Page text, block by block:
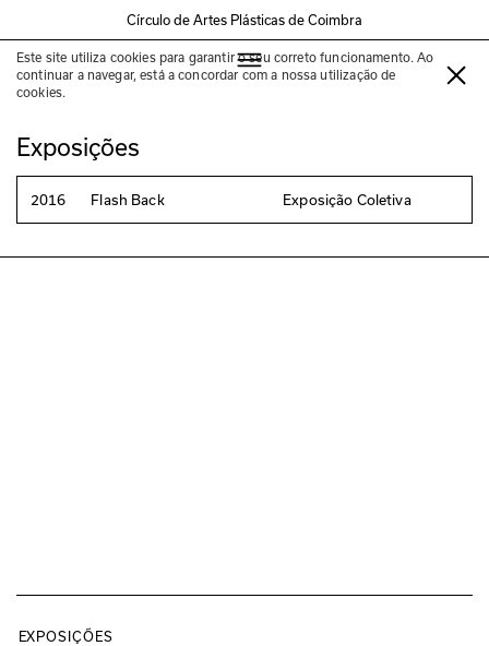
Círculo de Artes Plásticas de Coimbra
Este site utiliza cookies para garantir o seu correto funcionamento. Ao
continuar a navegar, está a concordar com a nossa utilização de
cookies.
Catarina Cabrita Ramos
Exposições
2016 Flash Back Exposição Coletiva
EXPOSIÇÕES